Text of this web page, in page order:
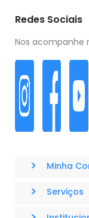
Redes Sociais
Nos acompanhe
> Minha
> Serviços